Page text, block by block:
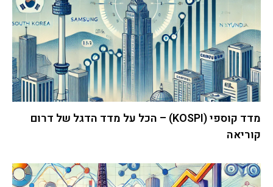
מדד קוספי (KOSPI) – הכל על מדד הדגל של דרום
קוריאה